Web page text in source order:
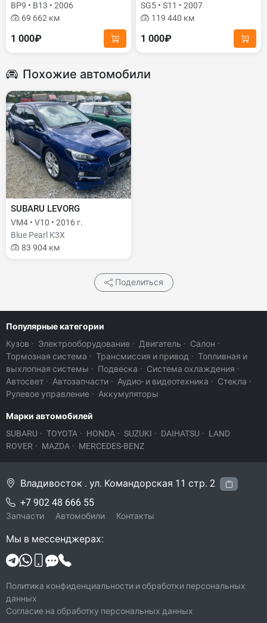
BP9 • B13 • 2006
69 662 км
1 000₽
SG5 • S11 • 2007
119 440 км
1 000₽
Похожие автомобили
SUBARU LEVORG
VM4 • V10 • 2016 г.
Blue Pearl K3X
83 904 км
Поделиться
Популярные категории
Кузов · Электрооборудование · Двигатель · Салон ·
Тормозная система · Трансмиссия и привод · Топливная и
выхлопная системы · Подвеска · Система охлаждения ·
Автосвет · Автозапчасти · Аудио- и видеотехника · Стекла ·
Рулевое управление · Аккумуляторы
Марки автомобилей
SUBARU · TOYOTA · HONDA · SUZUKI · DAIHATSU · LAND
ROVER · MAZDA · MERCEDES-BENZ
Владивосток . ул. Командорская 11 стр. 2
+7 902 48 666 55
Запчасти Автомобили Контакты
Мы в мессенджерах:
Политика конфиденциальности и обработки персональных
данных
Согласие на обработку персональных данных